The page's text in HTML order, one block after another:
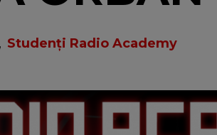
, Studenți Radio Academy